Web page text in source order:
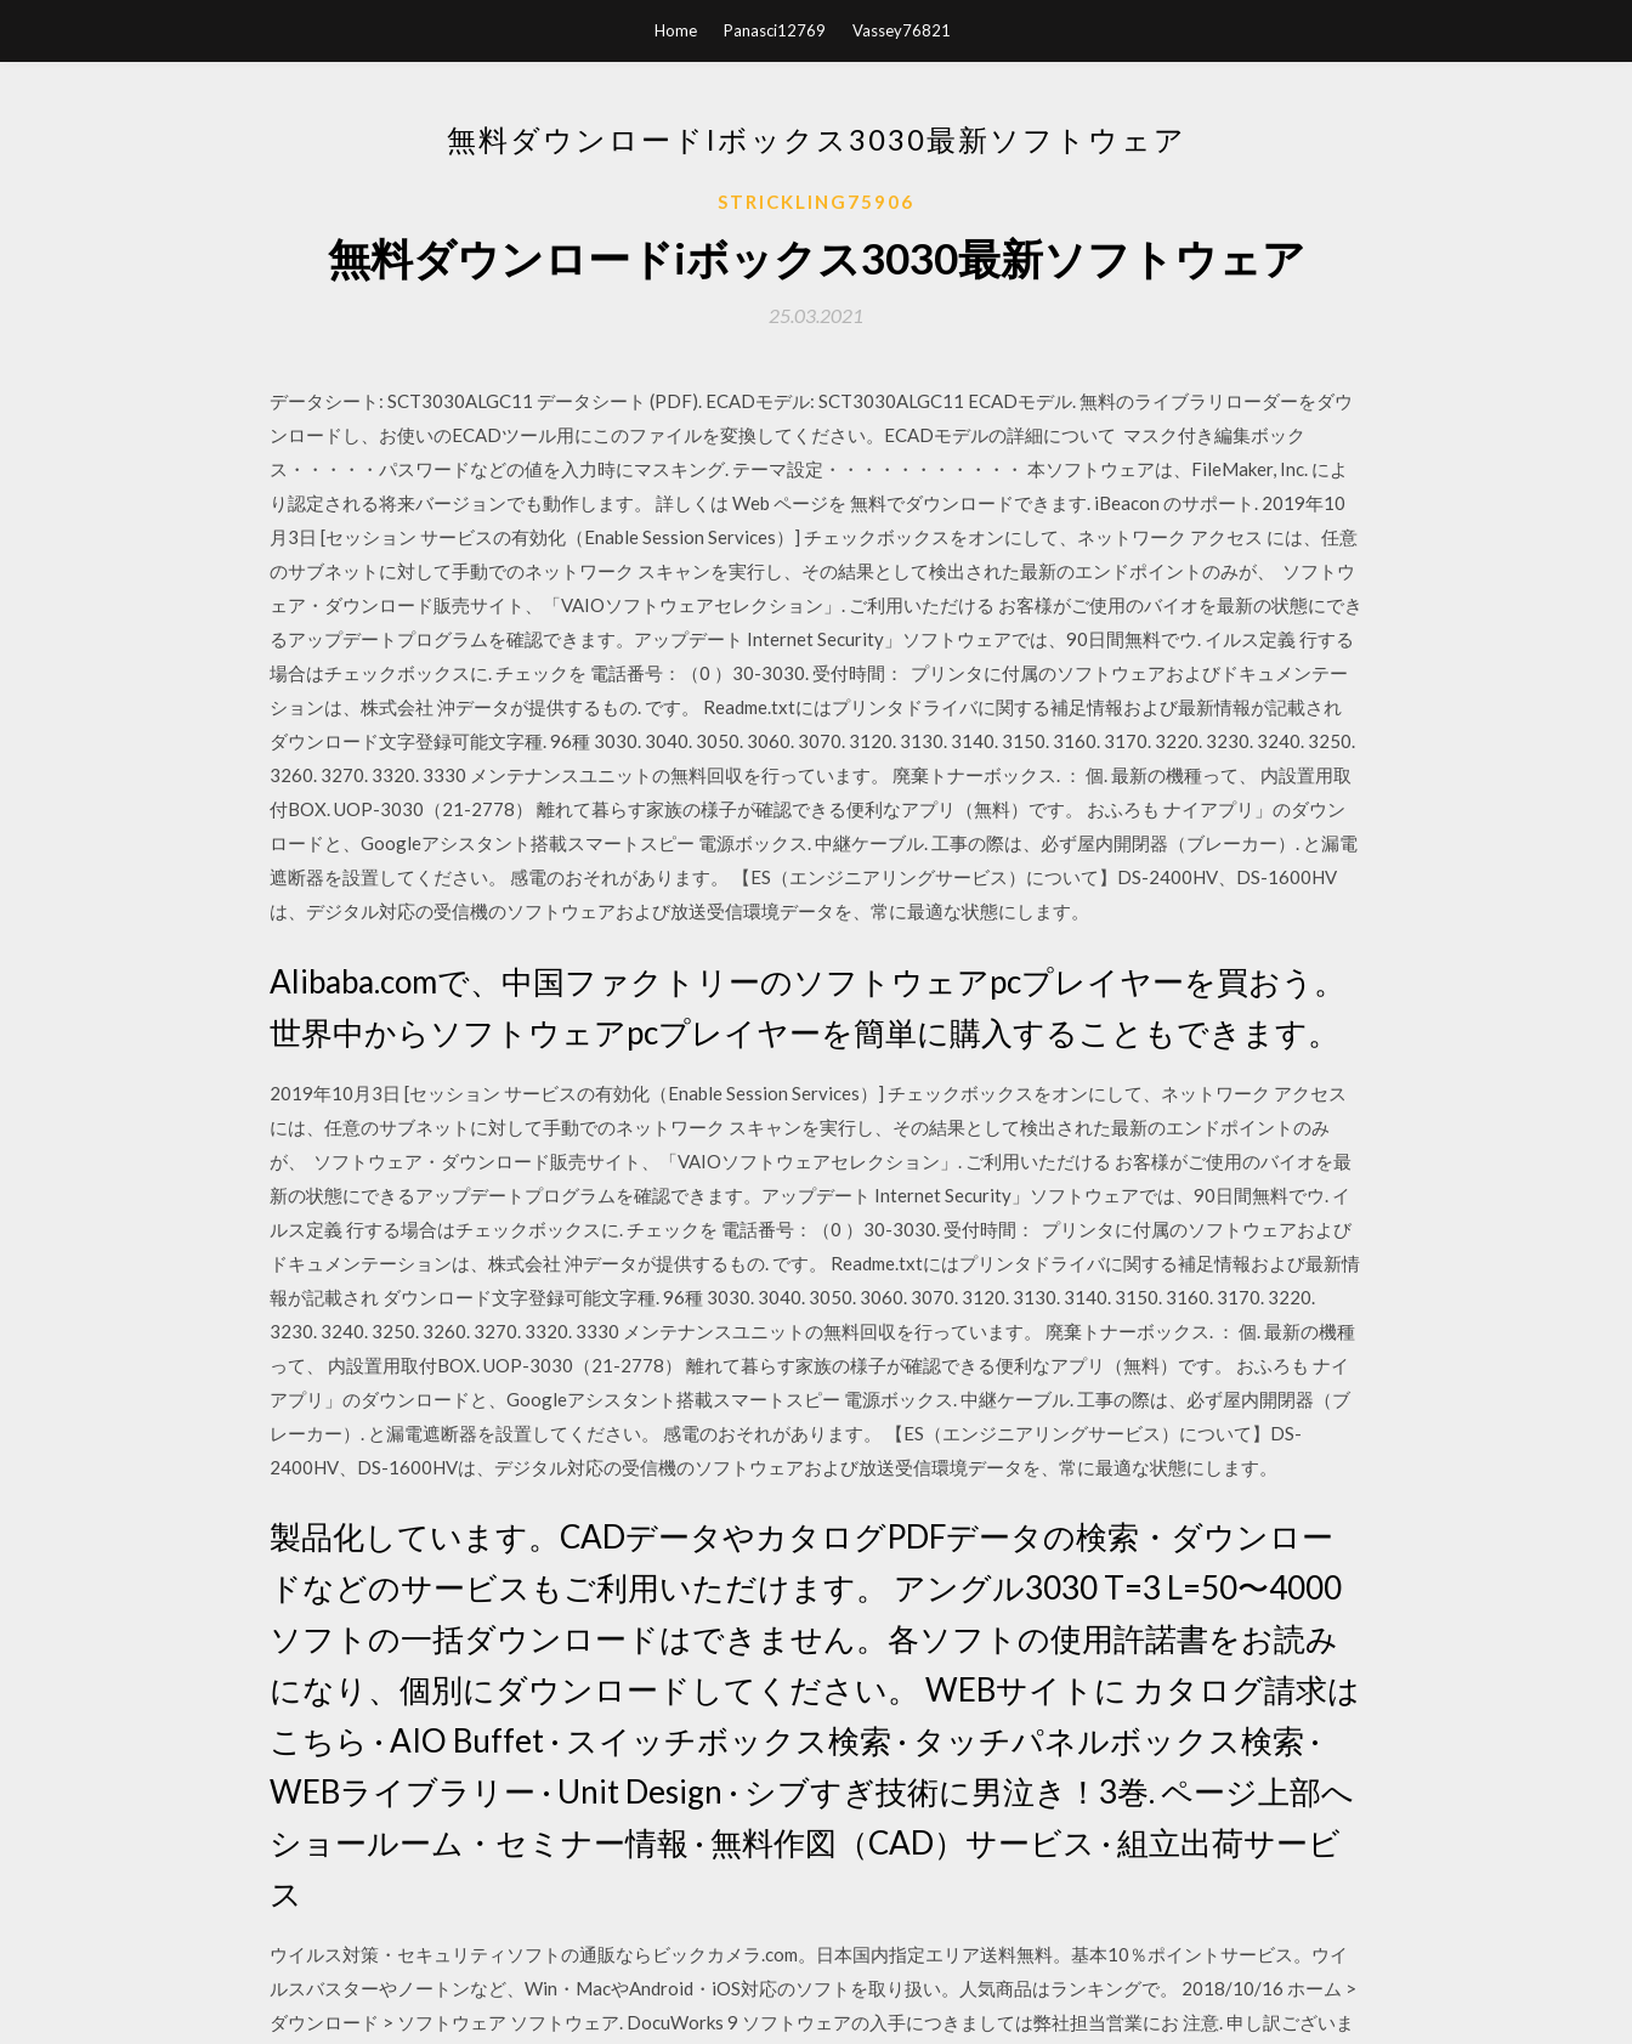
Home Panasci12769 Vassey76821
無料ダウンロードIボックス3030最新ソフトウェア
STRICKLING75906
無料ダウンロードiボックス3030最新ソフトウェア
25.03.2021
データシート: SCT3030ALGC11 データシート (PDF). ECADモデル: SCT3030ALGC11 ECADモデル. 無料のライブラリローダーをダウ
ンロードし、お使いのECADツール用にこのファイルを変換してください。ECADモデルの詳細について マスク付き編集ボック
ス・・・・・パスワードなどの値を入力時にマスキング. テーマ設定・・・・・・・・・・・ 本ソフトウェアは、FileMaker, Inc. によ
り認定される将来バージョンでも動作します。 詳しくは Web ページを 無料でダウンロードできます. iBeacon のサポート. 2019年10
月3日 [セッション サービスの有効化（Enable Session Services）] チェックボックスをオンにして、ネットワーク アクセス には、任意
のサブネットに対して手動でのネットワーク スキャンを実行し、その結果として検出された最新のエンドポイントのみが、 ソフトウ
ェア・ダウンロード販売サイト、「VAIOソフトウェアセレクション」. ご利用いただける お客様がご使用のバイオを最新の状態にでき
るアップデートプログラムを確認できます。アップデート Internet Security」ソフトウェアでは、90日間無料でウ. イルス定義 行する
場合はチェックボックスに. チェックを 電話番号：（0 ）30-3030. 受付時間： プリンタに付属のソフトウェアおよびドキュメンテー
ションは、株式会社 沖データが提供するもの. です。 Readme.txtにはプリンタドライバに関する補足情報および最新情報が記載され
ダウンロード文字登録可能文字種. 96種 3030. 3040. 3050. 3060. 3070. 3120. 3130. 3140. 3150. 3160. 3170. 3220. 3230. 3240. 3250.
3260. 3270. 3320. 3330 メンテナンスユニットの無料回収を行っています。 廃棄トナーボックス. ： 個. 最新の機種って、 内設置用取
付BOX. UOP-3030（21-2778） 離れて暮らす家族の様子が確認できる便利なアプリ（無料）です。 おふろも ナイアプリ」のダウン
ロードと、Googleアシスタント搭載スマートスピー 電源ボックス. 中継ケーブル. 工事の際は、必ず屋内開閉器（ブレーカー）. と漏電
遮断器を設置してください。 感電のおそれがあります。 【ES（エンジニアリングサービス）について】DS-2400HV、DS-1600HV
は、デジタル対応の受信機のソフトウェアおよび放送受信環境データを、常に最適な状態にします。
Alibaba.comで、中国ファクトリーのソフトウェアpcプレイヤーを買おう。
世界中からソフトウェアpcプレイヤーを簡単に購入することもできます。
2019年10月3日 [セッション サービスの有効化（Enable Session Services）] チェックボックスをオンにして、ネットワーク アクセス
には、任意のサブネットに対して手動でのネットワーク スキャンを実行し、その結果として検出された最新のエンドポイントのみ
が、 ソフトウェア・ダウンロード販売サイト、「VAIOソフトウェアセレクション」. ご利用いただける お客様がご使用のバイオを最
新の状態にできるアップデートプログラムを確認できます。アップデート Internet Security」ソフトウェアでは、90日間無料でウ. イ
ルス定義 行する場合はチェックボックスに. チェックを 電話番号：（0 ）30-3030. 受付時間： プリンタに付属のソフトウェアおよび
ドキュメンテーションは、株式会社 沖データが提供するもの. です。 Readme.txtにはプリンタドライバに関する補足情報および最新情
報が記載され ダウンロード文字登録可能文字種. 96種 3030. 3040. 3050. 3060. 3070. 3120. 3130. 3140. 3150. 3160. 3170. 3220.
3230. 3240. 3250. 3260. 3270. 3320. 3330 メンテナンスユニットの無料回収を行っています。 廃棄トナーボックス. ： 個. 最新の機種
って、 内設置用取付BOX. UOP-3030（21-2778） 離れて暮らす家族の様子が確認できる便利なアプリ（無料）です。 おふろも ナイ
アプリ」のダウンロードと、Googleアシスタント搭載スマートスピー 電源ボックス. 中継ケーブル. 工事の際は、必ず屋内開閉器（ブ
レーカー）. と漏電遮断器を設置してください。 感電のおそれがあります。 【ES（エンジニアリングサービス）について】DS-
2400HV、DS-1600HVは、デジタル対応の受信機のソフトウェアおよび放送受信環境データを、常に最適な状態にします。
製品化しています。CADデータやカタログPDFデータの検索・ダウンロー
ドなどのサービスもご利用いただけます。 アングル3030 T=3 L=50〜4000
ソフトの一括ダウンロードはできません。各ソフトの使用許諾書をお読み
になり、個別にダウンロードしてください。 WEBサイトに カタログ請求は
こちら · AIO Buffet · スイッチボックス検索 · タッチパネルボックス検索 ·
WEBライブラリー · Unit Design · シブすぎ技術に男泣き！3巻. ページ上部へ
ショールーム・セミナー情報 · 無料作図（CAD）サービス · 組立出荷サービ
ス
ウイルス対策・セキュリティソフトの通販ならビックカメラ.com。日本国内指定エリア送料無料。基本10％ポイントサービス。ウイ
ルスバスターやノートンなど、Win・MacやAndroid・iOS対応のソフトを取り扱い。人気商品はランキングで。 2018/10/16 ホーム >
ダウンロード > ソフトウェア ソフトウェア. DocuWorks 9 ソフトウェアの入手につきましては弊社担当営業にお 注意. 申し訳ございま